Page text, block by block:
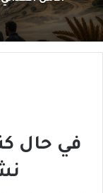
في حال